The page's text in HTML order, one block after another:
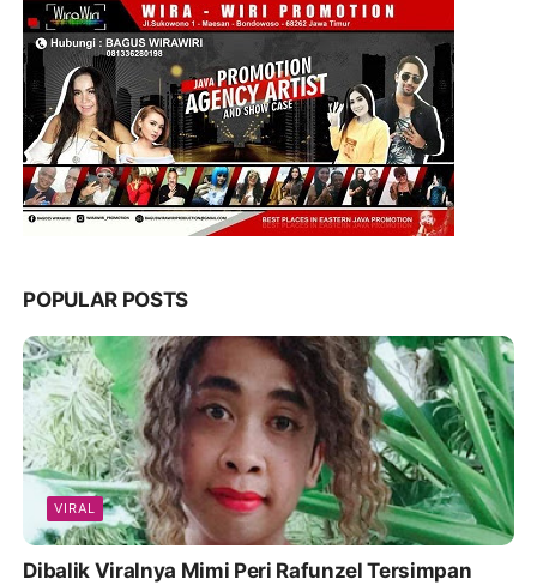
POPULAR POSTS
VIRAL
Dibalik Viralnya Mimi Peri Rafunzel Tersimpan